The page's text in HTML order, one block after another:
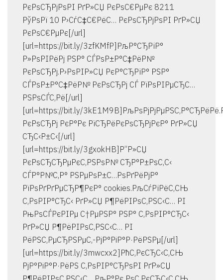
РєРѕСЂРјРѕРІ РґР»СЏ РєРѕС€РµРє 8211
РўРѕРї 10 Р›СѓС‡С€РёС… РєРѕСЂРјРѕРІ РґР»СЏ
РєРѕС€РµРє[/url]
[url=https://bit.ly/3zfKMfP]РљР°СЂРїР°
Р»РѕРІРёРј РЅР° СЃРѕР±Р°С‡РёР№
РєРѕСЂРј.Р›РѕРІР»СЏ РєР°СЂРїР° РЅР°
СЃРѕР±Р°С‡РёР№ РєРѕСЂРј СЃ РїРѕРІРµСЂС…
РЅРѕСЃС‚Рё[/url]
[url=https://bit.ly/
РєРѕСЂРј РєР°Рє РїСЂРёРєРѕСЂРјРєР° РґР»СЏ
СЂС‹Р±С‹[/url]
[url=https://bit.ly/3gxokHB]Р”Р»СЏ
РєРѕСЂСЂРµРєС‚РЅРѕР№ СЂР°Р±РѕС‚С‹
СЃР°Р№С‚Р° РЅРµРѕР±С…РѕРґРёРјР°
РїРѕРґРґРµСЂР¶РєР° cookies.РљСѓРїРёС‚СЊ
С‚РѕРІР°СЂС‹ РґР»СЏ Р¶РёРІРѕС‚РЅС‹С… РІ
РњРѕСЃРєРІРµ С†РµРЅР° РЅР° С‚РѕРІР°СЂС‹
РґР»СЏ Р¶РёРІРѕС‚РЅС‹С… РІ
РёРЅС‚РµСЂРЅРµС‚-РјР°РіР°Р·РёРЅРµ[/url]
[url=https://bit.ly/3mwcxx2]РћС‚РєСЂС‹С‚СЊ
РјР°РіР°Р·РёРЅ С‚РѕРІР°СЂРѕРІ РґР»СЏ